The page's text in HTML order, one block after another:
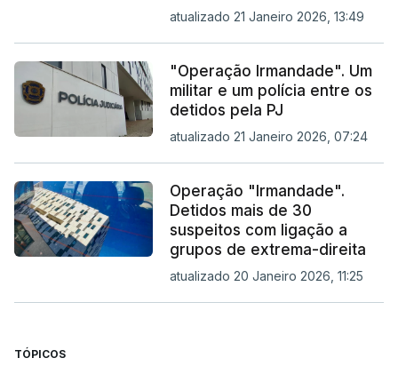
atualizado 21 Janeiro 2026, 13:49
"Operação Irmandade". Um
militar e um polícia entre os
detidos pela PJ
atualizado 21 Janeiro 2026, 07:24
Operação "Irmandade".
Detidos mais de 30
suspeitos com ligação a
grupos de extrema-direita
atualizado 20 Janeiro 2026, 11:25
TÓPICOS